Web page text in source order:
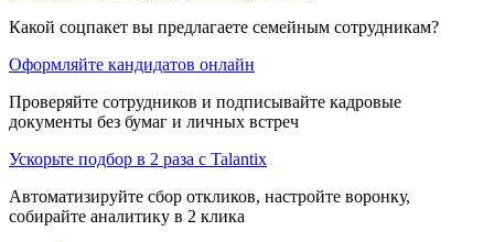
Какой соцпакет вы предлагаете семейным сотрудникам?
Оформляйте кандидатов онлайн
Проверяйте сотрудников и подписывайте кадровые
документы без бумаг и личных встреч
Ускорьте подбор в 2 раза с Talantix
Автоматизируйте сбор откликов, настройте воронку,
собирайте аналитику в 2 клика